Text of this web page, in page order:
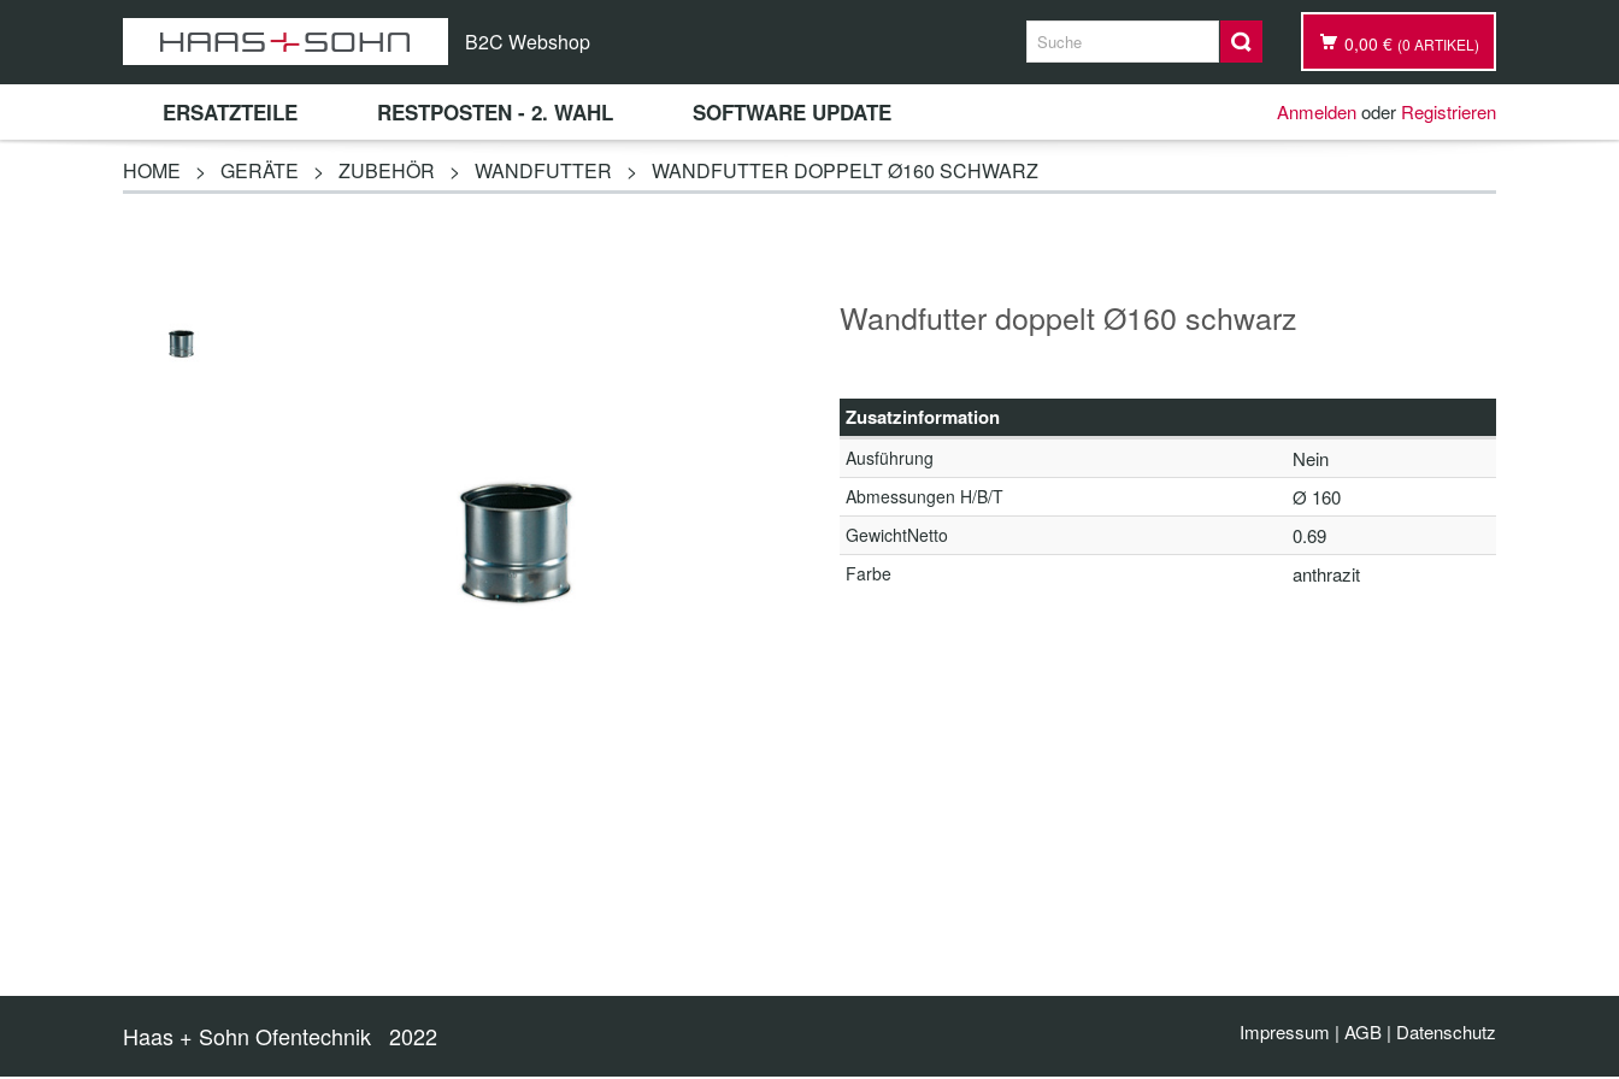
B2C Webshop 0,00 € (0 ARTIKEL)
ERSATZTEILE RESTPOSTEN - 2. WAHL SOFTWARE UPDATE Anmeldenoder Registrieren
HOME > GERÄTE > ZUBEHÖR > WANDFUTTER > WANDFUTTER DOPPELT Ø160 SCHWARZ
Wandfutter doppelt Ø160 schwarz
Zusatzinformation
Ausführung Nein
Abmessungen H/B/T Ø 160
GewichtNetto 0.69
Farbe anthrazit
Haas + Sohn Ofentechnik 2022 Impressum | AGB | Datenschutz